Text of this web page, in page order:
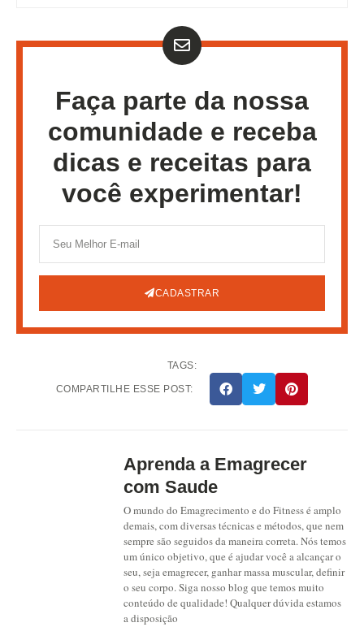
Faça parte da nossa
comunidade e receba
dicas e receitas para
você experimentar!
CADASTRAR
TAGS:
COMPARTILHE ESSE POST:
Aprenda a Emagrecer
com Saude
O mundo do Emagrecimento e do Fitness é amplo
demais, com diversas técnicas e métodos, que nem
sempre são seguidos da maneira correta. Nós temos
um único objetivo, que é ajudar você a alcançar o
seu, seja emagrecer, ganhar massa muscular, definir
o seu corpo. Siga nosso blog que temos muito
conteúdo de qualidade! Qualquer dúvida estamos
a disposição